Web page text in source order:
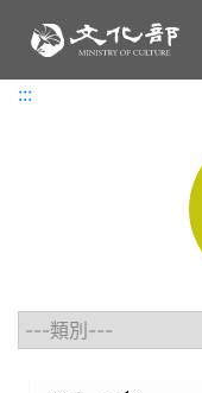
:::
:::